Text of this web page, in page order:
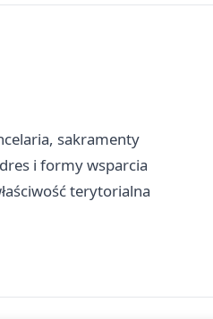
sakramenty
i formy wsparcia
terytorialna